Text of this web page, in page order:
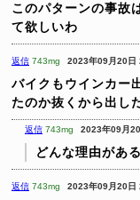
このパターンの事故
て欲しいわ
返信 743mg 2023年09月20日
バイクもウインカー
たのか抜くから出し
返信 743mg 2023年09月
どんな理由があ
返信 743mg 2023年09月20日